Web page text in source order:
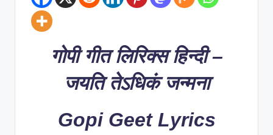
गोपी गीत लिरिक्स हिन्दी –
जयति तेऽधिकं जन्मना
Gopi Geet Lyrics